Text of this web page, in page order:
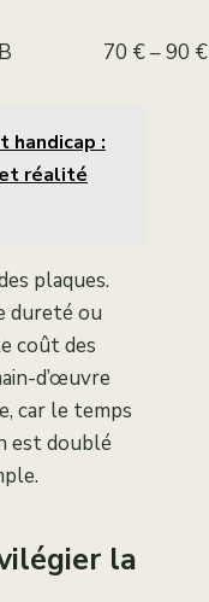
70 € – 90 €
handicap :
réalité
plaques.
dureté ou
coût des
d’œuvre
car le temps
est doublé
la